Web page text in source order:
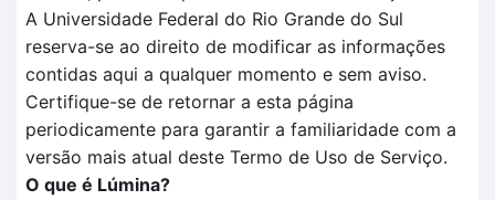
A Universidade Federal do Rio Grande do Sul
reserva-se ao direito de modificar as informações
contidas aqui a qualquer momento e sem aviso.
Certifique-se de retornar a esta página
periodicamente para garantir a familiaridade com a
versão mais atual deste Termo de Uso de Serviço.
O que é Lúmina?